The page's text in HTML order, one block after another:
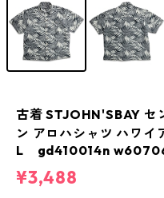
古着 STJOHN'SBAY セ
ン アロハシャツ ハワイ
L gd410014n
¥3,488